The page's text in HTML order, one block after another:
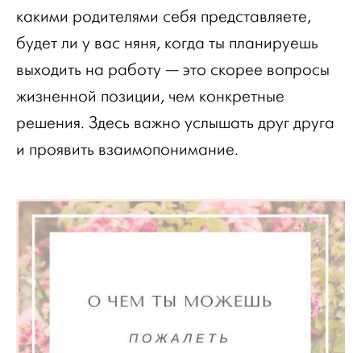
какими родителями себя представляете,
будет ли у вас няня, когда ты планируешь
выходить на работу — это скорее вопросы
жизненной позиции, чем конкретные
решения. Здесь важно услышать друг друга
и проявить взаимопонимание.